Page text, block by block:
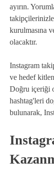
ayırın.
kurulmasına
olacaktır.
Instagram
ve hedef
Doğru içeriği
hashtag'leri
bulunarak,